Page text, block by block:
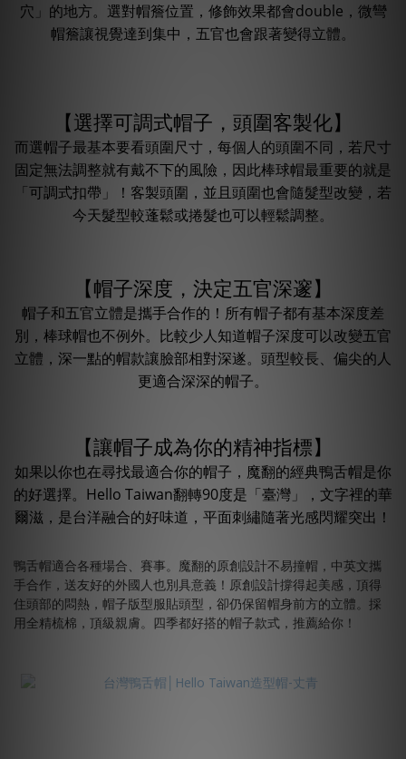
穴」的地方。選對帽簷位置，修飾效果都會double，微彎
帽簷讓視覺達到集中，五官也會跟著變得立體。
【選擇可調式帽子，頭圍客製化】
而選帽子最基本要看頭圍尺寸，每個人的頭圍不同，若尺寸
固定無法調整就有戴不下的風險，因此棒球帽最重要的就是
「可調式扣帶」！客製頭圍，並且頭圍也會隨髮型改變，若
今天髮型較蓬鬆或捲髮也可以輕鬆調整。
【帽子深度，決定五官深邃】
帽子和五官立體是攜手合作的！所有帽子都有基本深度差
別，棒球帽也不例外。比較少人知道帽子深度可以改變五官
立體，深一點的帽款讓臉部相對深遂。頭型較長、偏尖的人
更適合深深的帽子。
【讓帽子成為你的精神指標】
如果以你也在尋找最適合你的帽子，魔翻的經典鴨舌帽是你
的好選擇。Hello Taiwan翻轉90度是「臺灣」，文字裡的華
爾滋，是台洋融合的好味道，平面刺繡隨著光感閃耀突出！
鴨舌帽適合各種場合、賽事。魔翻的原創設計不易撞帽，中英文攜
手合作，送友好的外國人也別具意義！原創設計撐得起美感，頂得
住頭部的悶熱，帽子版型服貼頭型，卻仍保留帽身前方的立體。採
用全精梳棉，頂級親膚。四季都好搭的帽子款式，推薦給你！